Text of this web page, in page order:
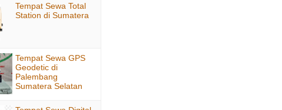
Tempat Sewa Total
Station di Sumatera
Tempat Sewa GPS
Geodetic di
Palembang
Sumatera Selatan